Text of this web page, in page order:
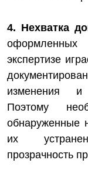
4. Нехватка
экспертизе
изменения и
Поэтому
обнаруженные
их
прозрачность